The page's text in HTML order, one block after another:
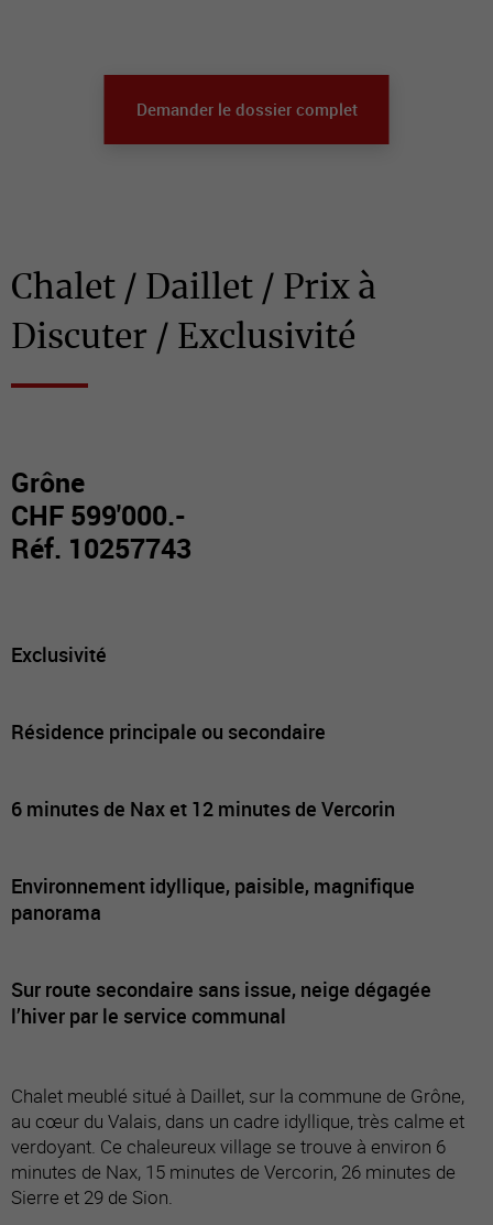
Chalet / Daillet / Prix à
Discuter / Exclusivité
Grône
CHF 599'000.-
Réf. 10257743
Exclusivité
Résidence principale ou secondaire
6 minutes de Nax et 12 minutes de Vercorin
Environnement idyllique, paisible, magnifique
panorama
Sur route secondaire sans issue, neige dégagée
l’hiver par le service communal
Chalet meublé situé à Daillet, sur la commune de Grône,
au cœur du Valais, dans un cadre idyllique, très calme et
verdoyant. Ce chaleureux village se trouve à environ 6
minutes de Nax, 15 minutes de Vercorin, 26 minutes de
Sierre et 29 de Sion.
Demander le dossier complet